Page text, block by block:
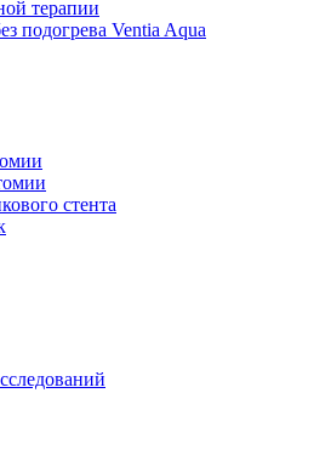
терапии
подогрева Ventia Aqua
стента